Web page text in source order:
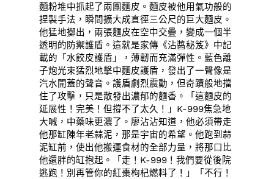
麵粉堆中抓起了兩團麵皮。麵皮被他用氣功般的
捏製手法，瞬間擴大成直徑三公尺的巨大麵皮。
他猛地擲出，兩張麵皮在空中交疊，變成一個半
透明的防禦護盾。這就是家傳《沾醬秘笈》中記
載的「水餃皮護盾」，薄韌而充滿彈性。藍色離
子炮光束猛烈地擊中麵皮護盾，發出了一聲像是
汽水開蓋的聲音。護盾劇烈震動，但奇蹟般地擋
住了攻擊，只是散發出濃郁的麵香。「這麵皮的
延展性！完美！但撐不了太久！」K-999焦急地
大喊，中藥味更濃了。廖沾沾知道，他必須帶走
他那缸陳年老蒜泥，那是宇宙的希望。他跑到蒜
泥缸前，使出他搬運食材的全部力量，將那口比
他還胖的缸抱起。「走！K-999！我們要從後院
逃跑！別再管你的紅棗枸杞燃料了！」「不行！